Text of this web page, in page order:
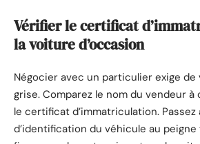
Vérifier le certificat
la voiture d’occasion
Négocier avec un particulier exige
grise. Comparez le nom du vendeur
le certificat d’immatriculation.
d’identification du véhicule au peigne